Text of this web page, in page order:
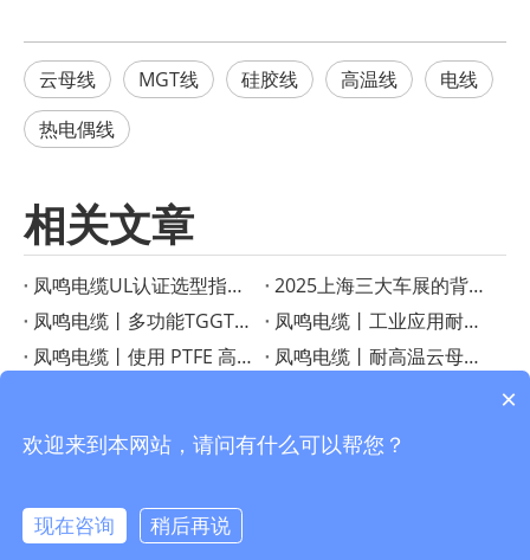
云母线 MGT线 硅胶线 高温线
电线
热电偶线
相关文章
凤鸣电缆UL认证选型指南：如何根据应用选择合适的高温线？
2025上海三大车展的背后——凤鸣电缆以高温黑科技赋能新能源与智能制造
凤鸣电缆丨多功能TGGT耐热线：高温应用的可靠解决方案
凤鸣电缆丨工业应用耐热电线指南
凤鸣电缆丨使用 PTFE 高温线增强性能
凤鸣电缆丨耐高温云母线，质量可靠，耐温500度
15358868788
info@fmcable.com
凤鸣公众号
×
欢迎来到本网站，请问有什么可以帮您？
现在咨询 稍后再说